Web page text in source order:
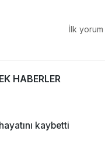
İlk
HABERLER
kaybetti